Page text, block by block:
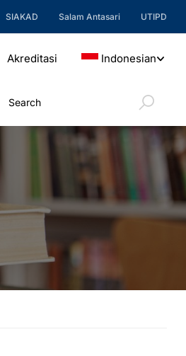
SIAKAD Salam Antasari UTIPD
Akreditasi Indonesian